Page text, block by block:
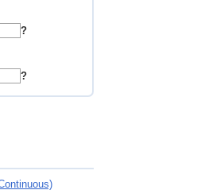
?
?